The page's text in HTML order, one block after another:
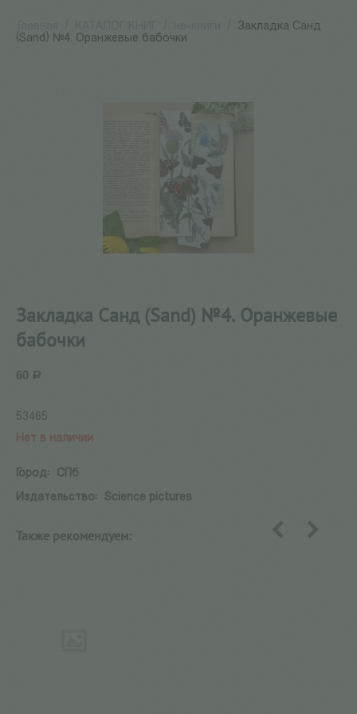
Закладка Санд
(Sand) №4. Оранжевые бабочки
Закладка Санд (Sand) №4. Оранжевые
бабочки
60 Р
53465
Нет в наличии
Город:
СПб
Издательство:
Science pictures
Также рекомендуем: